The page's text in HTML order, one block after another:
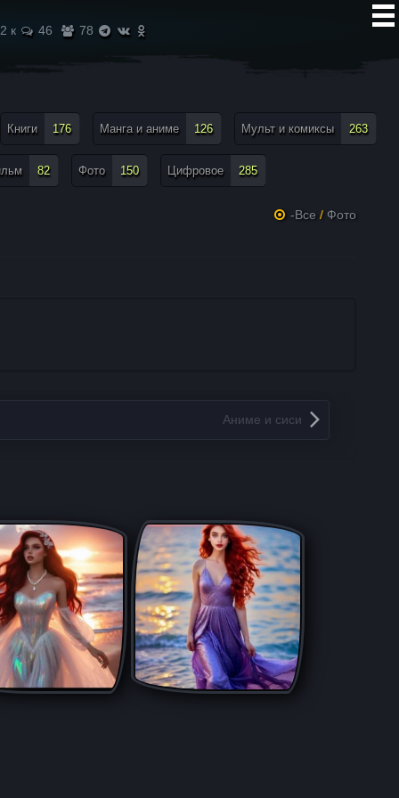
2 к 46 78
Книги 176 Манга и аниме 126 Мульт и комиксы 263
82 Фото 150 Цифровое 285
-Все / Фото
Аниме и сиси